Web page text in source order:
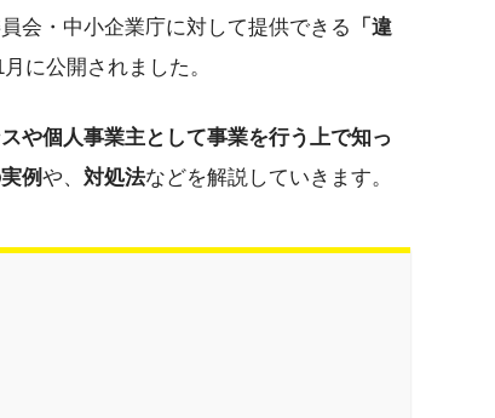
会・中小企業庁に対して提供できる
「違
に公開されました。
や個人事業主として事業を行う上で知っ
例や、 対処法などを解説していきます。